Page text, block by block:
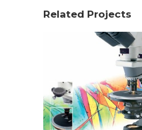
Related Projects